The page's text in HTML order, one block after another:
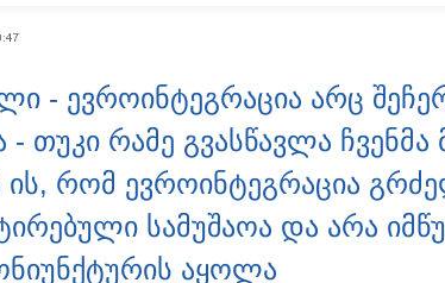
- ევროინტეგრაცია არც
თუკი რამე გვასწავლა ჩვენმა
ის, რომ ევროინტეგრაცია
სამუშაოა და არა
აყოლა